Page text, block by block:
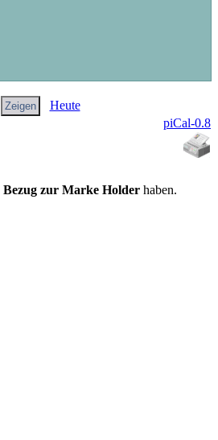
Heute
piCal-0.8
Bezug zur Marke Holder haben.